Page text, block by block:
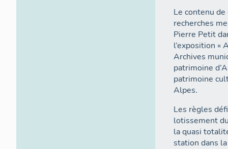
Le contenu
recherches
Pierre Petit
l’exposition «
Archives
patrimoine
patrimoine
Alpes.
Les règles
lotissement
la quasi
station dans